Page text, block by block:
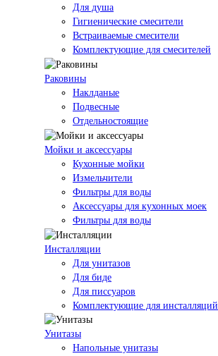
Для душа
Гигиенические смесители
Встраиваемые смесители
Комплектующие для смесителей
Раковины
Наклданые
Подвесные
Отдельностоящие
Мойки и аксессуары
Кухонные мойки
Измельчители
Фильтры для воды
Аксессуары для кухонных моек
Фильтры для воды
Инсталляции
Для унитазов
Для биде
Для писсуаров
Комплектующие для инсталляций
Унитазы
Напольные унитазы